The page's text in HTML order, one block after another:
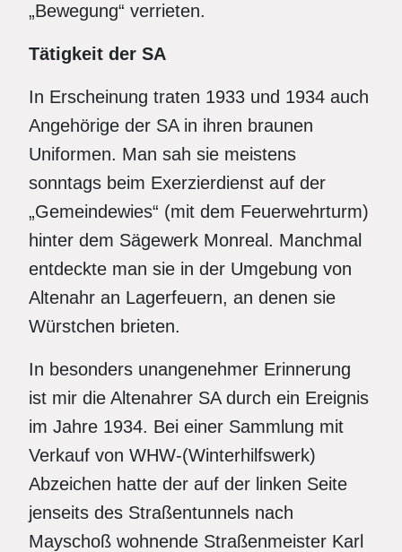
„Bewegung“ verrieten.
Tätigkeit der SA
In Erscheinung traten 1933 und 1934 auch
Angehörige der SA in ihren braunen
Uniformen. Man sah sie meistens
sonntags beim Exerzierdienst auf der
„Gemeindewies“ (mit dem Feuerwehrturm)
hinter dem Sägewerk Monreal. Manchmal
entdeckte man sie in der Umgebung von
Altenahr an Lagerfeuern, an denen sie
Würstchen brieten.
In besonders unangenehmer Erinnerung
ist mir die Altenahrer SA durch ein Ereignis
im Jahre 1934. Bei einer Sammlung mit
Verkauf von WHW-(Winterhilfswerk)
Abzeichen hatte der auf der linken Seite
jenseits des Straßentunnels nach
Mayschoß wohnende Straßenmeister Karl